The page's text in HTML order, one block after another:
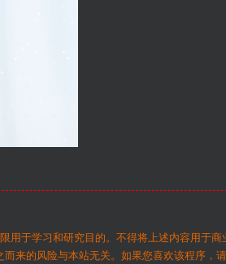
用于学习和研究目的。不得将上述内容用于商
来的风险与本站无关。如果您喜欢该程序，